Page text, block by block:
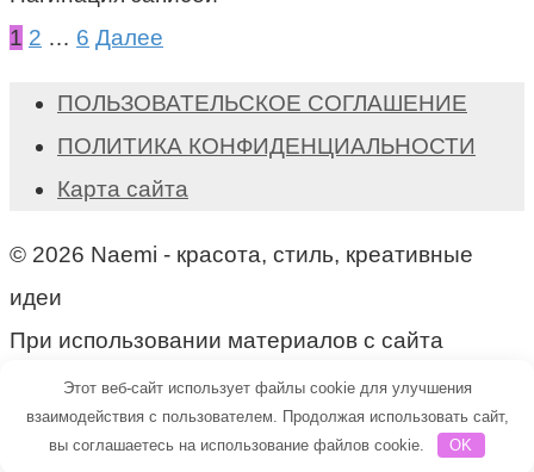
1 2 … 6 Далее
ПОЛЬЗОВАТЕЛЬСКОЕ СОГЛАШЕНИЕ
ПОЛИТИКА КОНФИДЕНЦИАЛЬНОСТИ
Карта сайта
© 2026 Naemi - красота, стиль, креативные
идеи
При использовании материалов с сайта
активная ссылка на naemi.ru обязательна!
Этот веб-сайт использует файлы cookie для улучшения
взаимодействия с пользователем. Продолжая использовать сайт,
вы соглашаетесь на использование файлов cookie.
OK